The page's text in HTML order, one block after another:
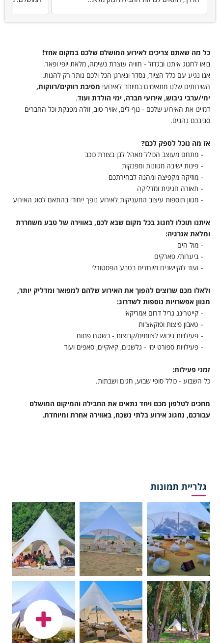
כל מה שאתם צריכים לאירוע המושלם שלכם במקום אחד!
בואו לחגוג איתנו ובגדול - חוויה עוצרת נשימה, מלאת יופי ופאר.
אנו נגיע עם כלל הציוד, נסדר ונארגן הכל ולכם נותר רק להנות.
השירותים שלנו מתאימים במיוחד לאירועי מסיבת רווקים/רווקות,
ימי/ערבי גיבוש, אירועי חברה, ימי הולדת ועוד.
דמיינו את האירוע שלכם - נוף לים, אוויר טוב, זולה מפנקת וכל החברים
סביבכם נהנים.
אז מה נוכל לספק לכם?
מתחם מעוצב הכולל מאהל לבן בצורת כוכב
פינות ישיבה מגוונות ומפנקות
מוזיקה מקפיצה ומהנה לבחירתכם
תאורה חגיגית ומדליקה
מגוון תוספות עיצוב המעניקות לאירוע נופך ייחודי בהתאם לסוג האירוע
איתנו תוכלו לחגוג בכל מקום שבא לכם, באווירה של טבע משחררת
ומלאת אנרגיה:
מול הים
ביערות/ פארקים
ועוד לוקיישנים מיוחדים בטבע הפסטורלי
ולאלו מכם שרוצים להפוך את האירוע שלהם למפואר ומדליק יותר,
מגוון אפשרויות נוספות לשדרוג:
קייטרינג גריל דרום אמריקאי
טאבון פיצות ופוקאצ'ות
פעילויות גיבוש לצוותים/קבוצות - בשטח פתוח
פעילויות ספורט ימי - גלשנים, קיאקיים, סאפים ועוד
זמני פעילות:
כל השבוע - כולל סופי שבוע, חגים ושבתות.
מחכים לטלפון מכם ויחד נתאים את החבילה והמיקום המושלם
עבורכם, נחגוג אירוע בלתי נשכח, באווירה אחרת ומיוחדת.
גלריית תמונות